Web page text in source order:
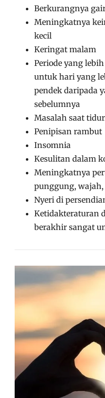
Berkurangnya
Meningkatnya
kecil
Keringat malam
Periode yang
untuk hari yang
pendek daripada
sebelumnya
Masalah saat tidur
Penipisan rambut
Insomnia
Kesulitan dalam
Meningkatnya
punggung, wajah,
Nyeri di
Ketidakteraturan
berakhir sangat